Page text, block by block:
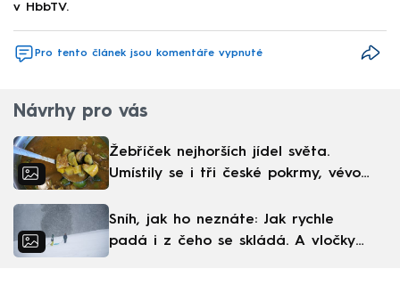
v HbbTV.
Pro tento článek jsou komentáře vypnuté
Návrhy pro vás
Žebříček nejhorších jídel světa.
Umístily se i tři české pokrmy, vévodí
Sníh, jak ho neznáte: Jak rychle
padá i z čeho se skládá. A vločky